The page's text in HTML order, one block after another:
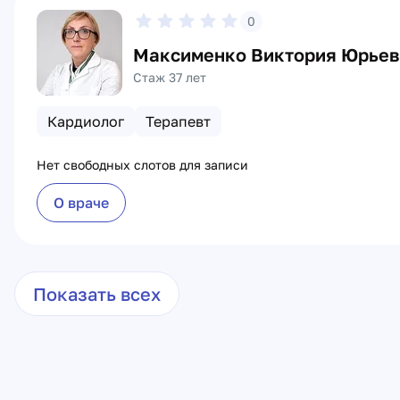
0
Максименко Виктория
Стаж 37 лет
Кардиолог Терапевт
Нет свободных слотов для записи
О враче
Показать всех